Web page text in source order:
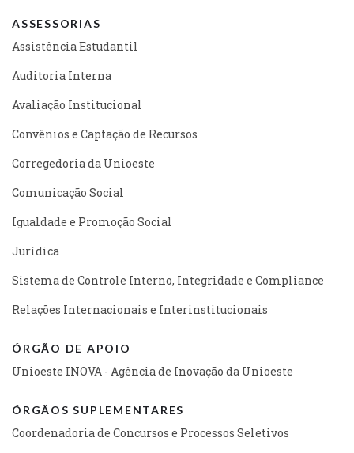
ASSESSORIAS
Assistência Estudantil
Auditoria Interna
Avaliação Institucional
Convênios e Captação de Recursos
Corregedoria da Unioeste
Comunicação Social
Igualdade e Promoção Social
Jurídica
Sistema de Controle Interno, Integridade e Compliance
Relações Internacionais e Interinstitucionais
ÓRGÃO DE APOIO
Unioeste INOVA - Agência de Inovação da Unioeste
ÓRGÃOS SUPLEMENTARES
Coordenadoria de Concursos e Processos Seletivos